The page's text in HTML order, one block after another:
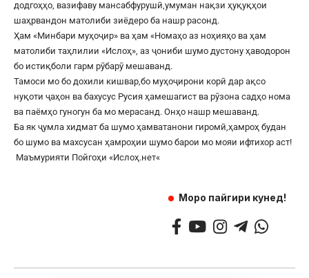
додгоҳҳо, вазифаву мансабфурушӣ,умуман нақзи ҳуқуқҳои
шаҳрвандон матолиби зиёдеро ба нашр расонд.
Ҳам «Минбари муҳоҷир» ва ҳам «Номаҳо аз ноҳияҳо ва ҳам
матолиби таҳлилии «Ислоҳ», аз ҷониби шумо дустону ҳаводорон
бо истиқболи гарм рӯбарӯ мешаванд.
Тамоси мо бо дохили кишвар,бо муҳоҷирони корӣ дар ақсо
нуқоти ҷаҳон ва бахусус Русия ҳамешагист ва рӯзона садҳо нома
ва паёмҳо гуногун ба мо мерасанд. Онҳо нашр мешаванд.
Ба як ҷумла хидмат ба шумо ҳамватанони гиромӣ,ҳамроҳ будан
бо шумо ва махсусан ҳамроҳии шумо барои мо мояи ифтихор аст!
Маъмурияти Пойгоҳи «Ислоҳ.нет«
Моро пайгири кунед!